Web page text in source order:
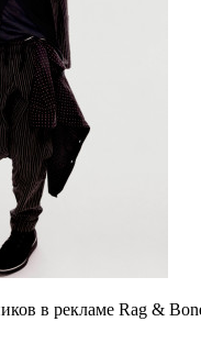
в рекламе Rag &